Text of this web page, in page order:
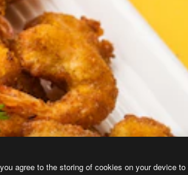
agree to the storing of cookies on your device